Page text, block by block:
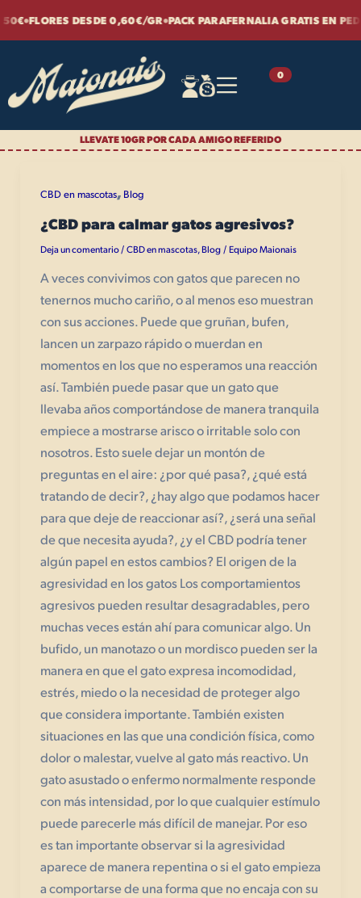
FLORES DESDE 0,60€/GR•PACK PARAFERNALIA GRATIS EN
0
LLEVATE 10GR POR CADA AMIGO REFERIDO
CBD en mascotas
CBD en mascotas, Blog
¿CBD para calmar gatos agresivos?
Deja un comentario/ CBD en mascotas,Blog/ Equipo Maionais
A veces convivimos con gatos que parecen no
tenernos mucho cariño, o al menos eso muestran
con sus acciones. Puede que gruñan, bufen,
lancen un zarpazo rápido o muerdan en
momentos en los que no esperamos una reacción
así. También puede pasar que un gato que
llevaba años comportándose de manera tranquila
empiece a mostrarse arisco o irritable solo con
nosotros. Esto suele dejar un montón de
preguntas en el aire: ¿por qué pasa?, ¿qué está
tratando de decir?, ¿hay algo que podamos hacer
para que deje de reaccionar así?, ¿será una señal
de que necesita ayuda?, ¿y el CBD podría tener
algún papel en estos cambios? El origen de la
agresividad en los gatos Los comportamientos
agresivos pueden resultar desagradables, pero
muchas veces están ahí para comunicar algo. Un
bufido, un manotazo o un mordisco pueden ser la
manera en que el gato expresa incomodidad,
estrés, miedo o la necesidad de proteger algo
que considera importante. También existen
situaciones en las que una condición física, como
dolor o malestar, vuelve al gato más reactivo. Un
gato asustado o enfermo normalmente responde
con más intensidad, por lo que cualquier estímulo
puede parecerle más difícil de manejar. Por eso
es tan importante observar si la agresividad
aparece de manera repentina o si el gato empieza
a comportarse de una forma que no encaja con su